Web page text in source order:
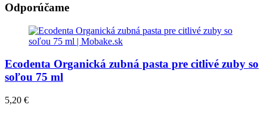
Odporúčame
Ecodenta Organická zubná pasta pre citlivé zuby so
soľou 75 ml
5,20 €